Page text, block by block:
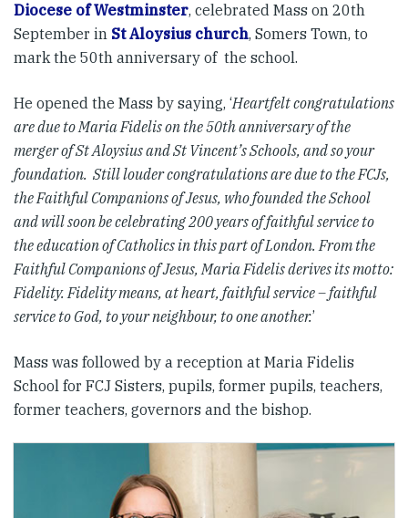
Diocese of Westminster, celebrated Mass on 20th
September in St Aloysius church, Somers Town, to
mark the 50th anniversary of the school.
He opened the Mass by saying, ‘Heartfelt congratulations
are due to Maria Fidelis on the 50th anniversary of the
merger of St Aloysius and St Vincent’s Schools, and so your
foundation. Still louder congratulations are due to the FCJs,
the Faithful Companions of Jesus, who founded the School
and will soon be celebrating 200 years of faithful service to
the education of Catholics in this part of London. From the
Faithful Companions of Jesus, Maria Fidelis derives its motto:
Fidelity. Fidelity means, at heart, faithful service – faithful
service to God, to your neighbour, to one another.’
Mass was followed by a reception at Maria Fidelis
School for FCJ Sisters, pupils, former pupils, teachers,
former teachers, governors and the bishop.